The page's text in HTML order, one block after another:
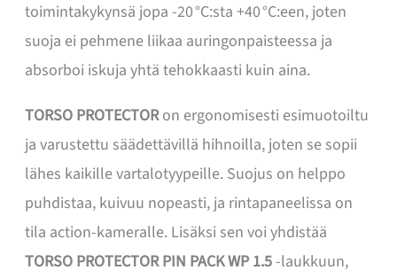
toimintakykynsä jopa -20 °C:sta +40 °C:een, joten
suoja ei pehmene liikaa auringonpaisteessa ja
absorboi iskuja yhtä tehokkaasti kuin aina.
TORSO PROTECTORon ergonomisesti esimuotoiltu
ja varustettu säädettävillä hihnoilla, joten se sopii
lähes kaikille vartalotyypeille. Suojus on helppo
puhdistaa, kuivuu nopeasti, ja rintapaneelissa on
tila action-kameralle. Lisäksi sen voi yhdistää
TORSO PROTECTOR PIN PACK WP 1.5-laukkuun,